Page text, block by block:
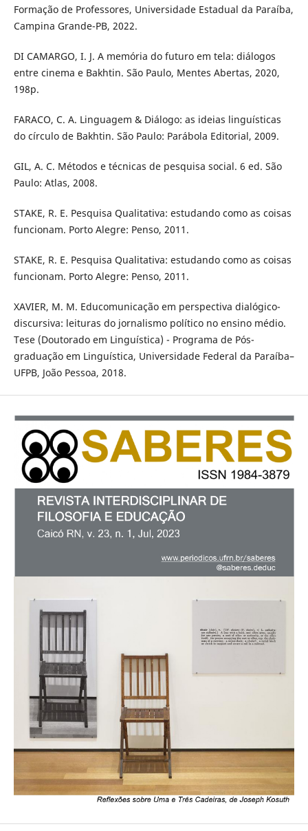
Formação de Professores, Universidade Estadual da Paraíba,
Campina Grande-PB, 2022.
DI CAMARGO, I. J. A memória do futuro em tela: diálogos
entre cinema e Bakhtin. São Paulo, Mentes Abertas, 2020,
198p.
FARACO, C. A. Linguagem & Diálogo: as ideias linguísticas
do círculo de Bakhtin. São Paulo: Parábola Editorial, 2009.
GIL, A. C. Métodos e técnicas de pesquisa social. 6 ed. São
Paulo: Atlas, 2008.
STAKE, R. E. Pesquisa Qualitativa: estudando como as coisas
funcionam. Porto Alegre: Penso, 2011.
STAKE, R. E. Pesquisa Qualitativa: estudando como as coisas
funcionam. Porto Alegre: Penso, 2011.
XAVIER, M. M. Educomunicação em perspectiva dialógico-
discursiva: leituras do jornalismo político no ensino médio.
Tese (Doutorado em Linguística) - Programa de Pós-
graduação em Linguística, Universidade Federal da Paraíba–
UFPB, João Pessoa, 2018.